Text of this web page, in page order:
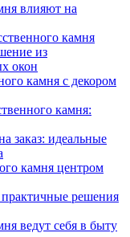
влияют на
камня
из
окон
камня с декором
камня:
заказ: идеальные
камня центром
решения
ведут себя в быту